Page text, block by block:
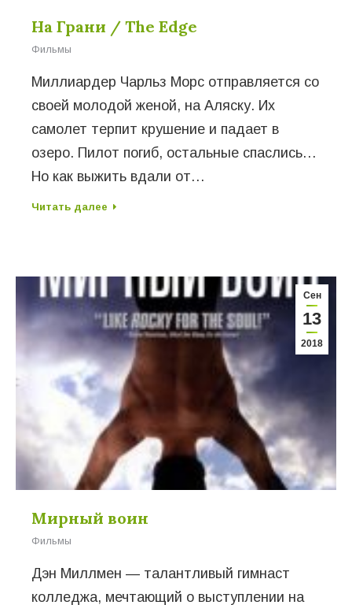
На Грани / The Edge
Фильмы
Миллиардер Чарльз Морс отправляется со
своей молодой женой, на Аляску. Их
самолет терпит крушение и падает в
озеро. Пилот погиб, остальные спаслись…
Но как выжить вдали от…
Читать далее
Сен
13
2018
Мирный воин
Фильмы
Дэн Миллмен — талантливый гимнаст
колледжа, мечтающий о выступлении на